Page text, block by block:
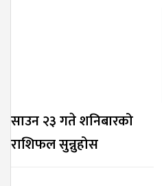
साउन २३ गते शनिबारको
राशिफल सुन्नुहोस